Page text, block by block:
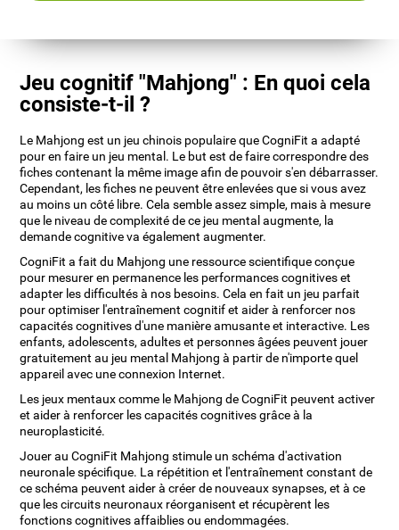
Jeu cognitif "Mahjong" : En quoi cela
consiste-t-il ?
Le Mahjong est un jeu chinois populaire que CogniFit a adapté
pour en faire un jeu mental. Le but est de faire correspondre des
fiches contenant la même image afin de pouvoir s'en débarrasser.
Cependant, les fiches ne peuvent être enlevées que si vous avez
au moins un côté libre. Cela semble assez simple, mais à mesure
que le niveau de complexité de ce jeu mental augmente, la
demande cognitive va également augmenter.
CogniFit a fait du Mahjong une ressource scientifique conçue
pour mesurer en permanence les performances cognitives et
adapter les difficultés à nos besoins. Cela en fait un jeu parfait
pour optimiser l'entraînement cognitif et aider à renforcer nos
capacités cognitives d'une manière amusante et interactive. Les
enfants, adolescents, adultes et personnes âgées peuvent jouer
gratuitement au jeu mental Mahjong à partir de n'importe quel
appareil avec une connexion Internet.
Les jeux mentaux comme le Mahjong de CogniFit peuvent activer
et aider à renforcer les capacités cognitives grâce à la
neuroplasticité.
Jouer au CogniFit Mahjong stimule un schéma d'activation
neuronale spécifique. La répétition et l'entraînement constant de
ce schéma peuvent aider à créer de nouveaux synapses, et à ce
que les circuits neuronaux réorganisent et récupèrent les
fonctions cognitives affaiblies ou endommagées.